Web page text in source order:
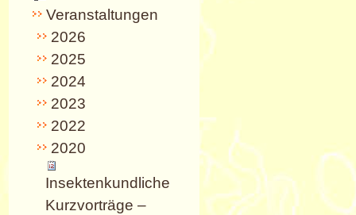
Veranstaltungen
2026
2025
2024
2023
2022
2020
Insektenkundliche
Kurzvorträge –